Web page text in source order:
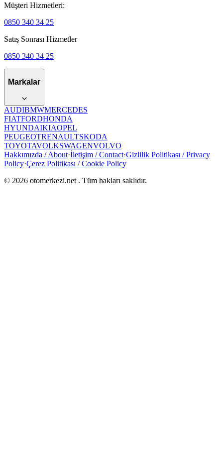
Müşteri Hizmetleri:
0850 340 34 25
Satış Sonrası Hizmetler
0850 340 34 25
Markalar
AUDIBMWMERCEDES
FIATFORDHONDA
HYUNDAIKIAOPEL
PEUGEOTRENAULTSKODA
TOYOTAVOLKSWAGENVOLVO
Hakkımızda / About·İletişim / Contact·Gizlilik Politikası / Privacy
Policy·Çerez Politikası / Cookie Policy
© 2026 otomerkezi.net . Tüm hakları saklıdır.